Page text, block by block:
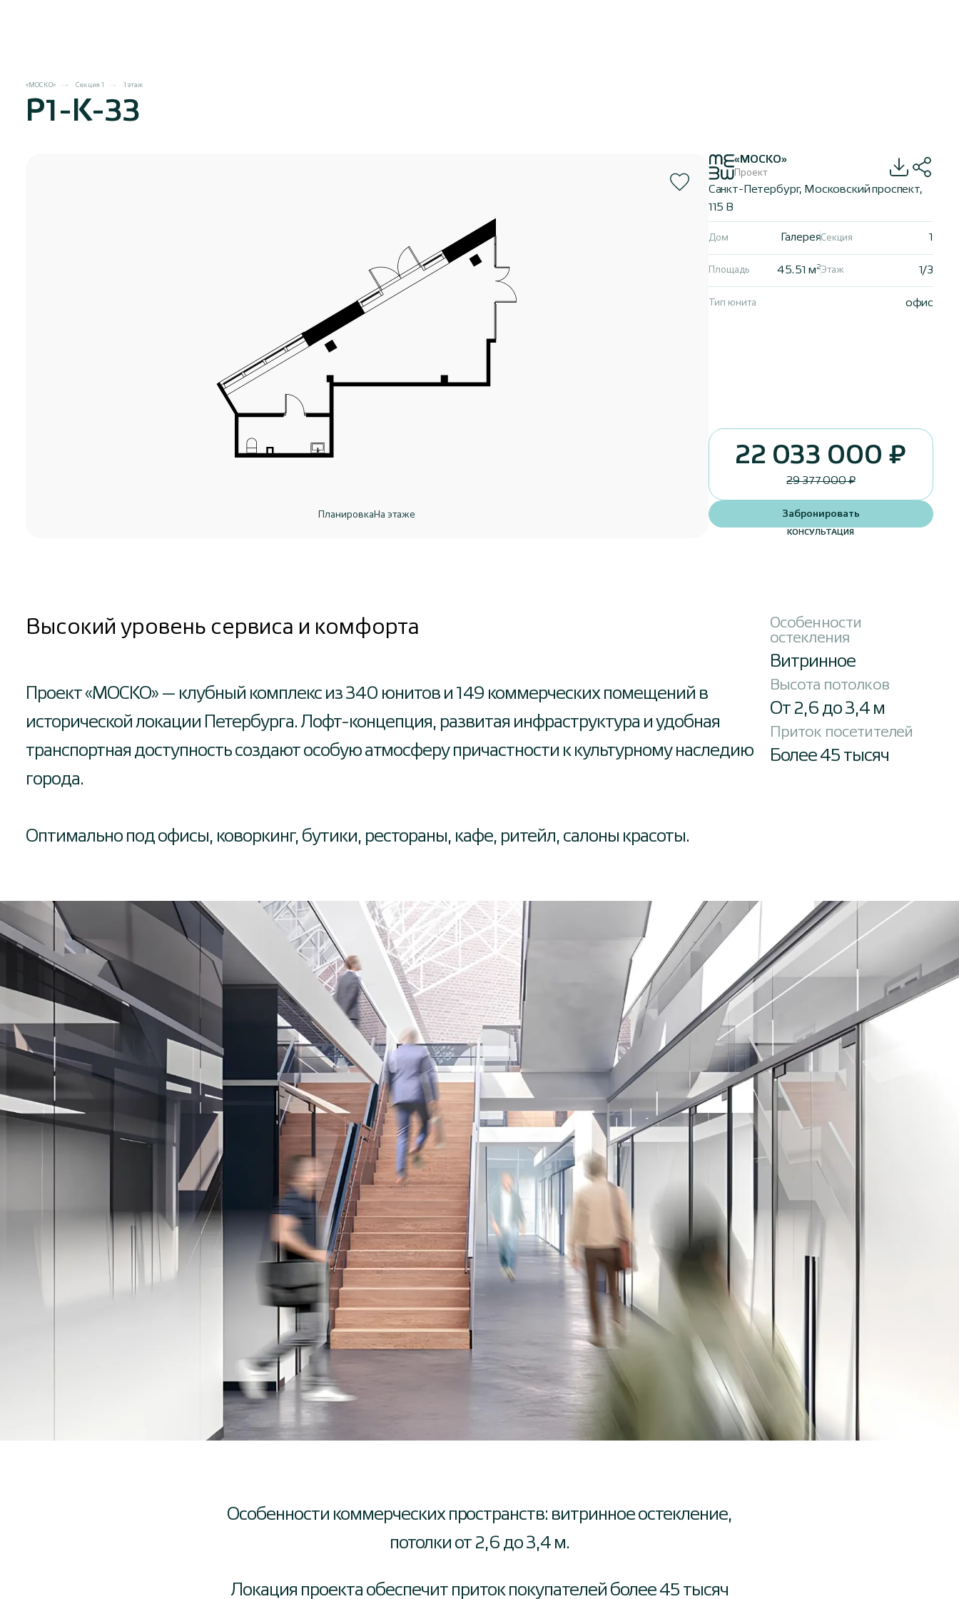
«МОСКО» Секция 1 1 этаж
Р1-К-33
Планировка На этаже
«МОСКО»
Проект
Санкт-Петербург, Московский проспект,
115 В
Галерея
Дом 1
Секция
45.51 м 2
Площадь 1/3
Этаж
офис
Тип юнита
22 033 000 ₽
29 377 000 ₽
Забронировать
КОНСУЛЬТАЦИЯ
Высокий уровень сервиса и комфорта
Проект «МОСКО» — клубный комплекс из 340 юнитов и 149 коммерческих помещений в
исторической локации Петербурга. Лофт-концепция, развитая инфраструктура и удобная
транспортная доступность создают особую атмосферу причастности к культурному наследию
города.
Оптимально под офисы, коворкинг, бутики, рестораны, кафе, ритейл, салоны красоты.
Особенности
остекления
Витринное
Высота потолков
От 2,6 до 3,4 м
Приток посетителей
Более 45 тысяч
Особенности коммерческих пространств: витринное остекление,
потолки от 2,6 до 3,4 м.
Локация проекта обеспечит приток покупателей более 45 тысяч